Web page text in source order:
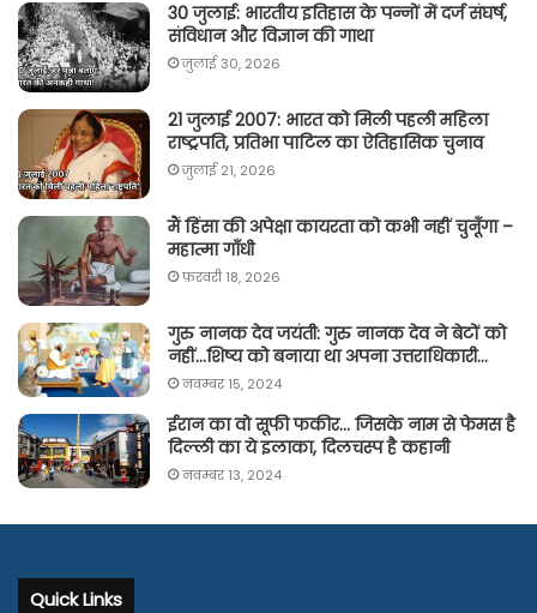
30 जुलाई: भारतीय इतिहास के पन्नों में दर्ज संघर्ष,
संविधान और विज्ञान की गाथा
जुलाई 30, 2026
21 जुलाई 2007: भारत को मिली पहली महिला
राष्ट्रपति, प्रतिभा पाटिल का ऐतिहासिक चुनाव
जुलाई 21, 2026
मैं हिंसा की अपेक्षा कायरता को कभी नहीं चुनूँगा –
महात्मा गाँधी
फ़रवरी 18, 2026
गुरु नानक देव जयंती: गुरु नानक देव ने बेटों को
नहीं…शिष्य को बनाया था अपना उत्तराधिकारी…
नवम्बर 15, 2024
ईरान का वो सूफी फकीर… जिसके नाम से फेमस है
दिल्ली का ये इलाका, दिलचस्प है कहानी
नवम्बर 13, 2024
Quick Links